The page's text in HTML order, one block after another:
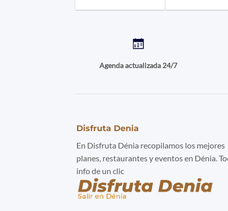
Agenda actualizada 24/7
Disfruta Denia
En Disfruta Dénia recopilamos los mejores
planes, restaurantes y eventos en Dénia.
info de un clic